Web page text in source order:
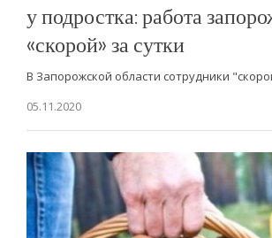
у подростка: работа
«скорой» за сутки
В Запорожской области сотрудники
05.11.2020